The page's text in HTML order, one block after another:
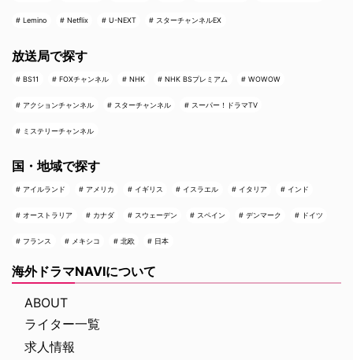
Lemino Netflix U-NEXT スターチャンネルEX
放送局で探す
BS11 FOXチャンネル NHK NHK BSプレミアム WOWOW
アクションチャンネル スターチャンネル スーパー！ドラマTV
ミステリーチャンネル
国・地域で探す
アイルランド アメリカ イギリス イスラエル イタリア インド
オーストラリア カナダ スウェーデン スペイン デンマーク ドイツ
フランス メキシコ 北欧 日本
海外ドラマNAVIについて
ABOUT
ライター一覧
求人情報